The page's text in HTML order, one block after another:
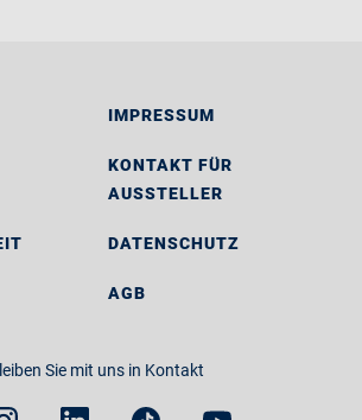
IMPRESSUM
KONTAKT FÜR
AUSSTELLER
DATENSCHUTZ
AGB
Sie mit uns in Kontakt